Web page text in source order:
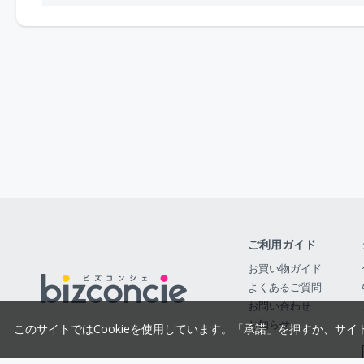
ご利用ガイド
お買い物ガイド
よくあるご質問
お問い合わせ
お知らせ
このサイトではCookieを使用しています。「承諾」を押すか、サ